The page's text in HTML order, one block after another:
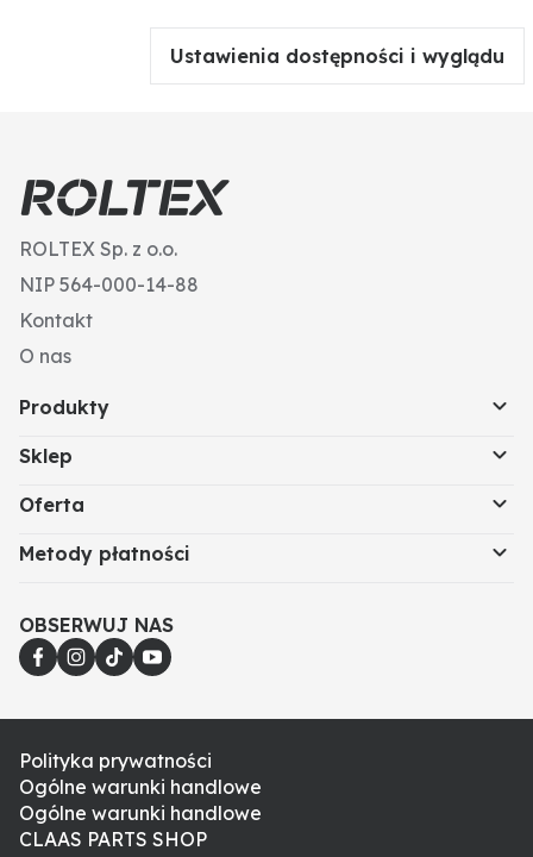
Ustawienia dostępności i wyglądu
ROLTEX Sp. z o.o.
NIP 564-000-14-88
Kontakt
O nas
Produkty
Sklep
Oferta
Metody płatności
OBSERWUJ NAS
Polityka prywatności
Ogólne warunki handlowe
Ogólne warunki handlowe
CLAAS PARTS SHOP